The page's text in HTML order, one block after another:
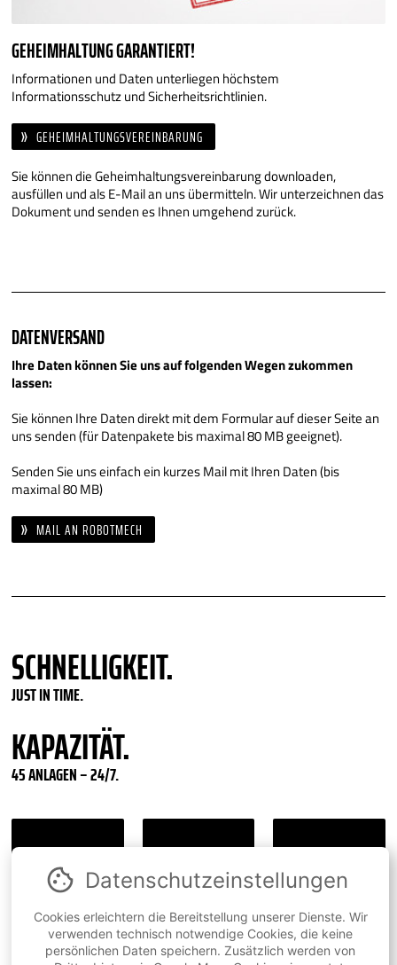
GEHEIMHALTUNG GARANTIERT!
Informationen und Daten unterliegen höchstem
Informationsschutz und Sicherheitsrichtlinien.
GEHEIMHALTUNGSVEREINBARUNG
Sie können die Geheimhaltungsvereinbarung downloaden,
ausfüllen und als E-Mail an uns übermitteln. Wir unterzeichnen das
Dokument und senden es Ihnen umgehend zurück.
DATENVERSAND
Ihre Daten können Sie uns auf folgenden Wegen zukommen
lassen:
Sie können Ihre Daten direkt mit dem Formular auf dieser Seite an
uns senden (für Datenpakete bis maximal 80 MB geeignet).
Senden Sie uns einfach ein kurzes Mail mit Ihren Daten (bis
maximal 80 MB)
MAIL AN ROBOTMECH
SCHNELLIGKEIT.
JUST IN TIME.
KAPAZITÄT.
45 ANLAGEN – 24/7.
ANGEBOT
» MATERIALIEN
» »
Datenschutz­einstellungen
Cookies erleichtern die Bereitstellung unserer Dienste. Wir
verwenden technisch notwendige Cookies, die keine
persönlichen Daten speichern. Zusätzlich werden von